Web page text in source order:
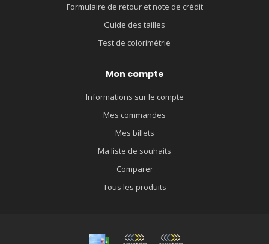
Formulaire de retour et note de crédit
Guide des tailles
Test de colorimétrie
Mon compte
Informations sur le compte
Mes commandes
Mes billets
Ma liste de souhaits
Comparer
Tous les produits